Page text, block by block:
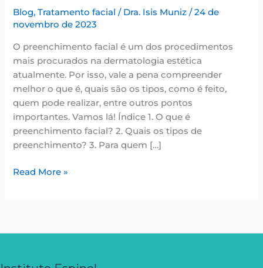
Blog,Tratamento facial / Dra. Isis Muniz/24 de
novembro de 2023
O preenchimento facial é um dos procedimentos
mais procurados na dermatologia estética
atualmente. Por isso, vale a pena compreender
melhor o que é, quais são os tipos, como é feito,
quem pode realizar, entre outros pontos
importantes. Vamos lá! Índice 1. O que é
preenchimento facial? 2. Quais os tipos de
preenchimento? 3. Para quem […]
Read More »